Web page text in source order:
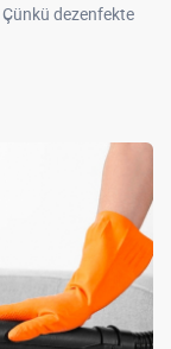
dezenfekte